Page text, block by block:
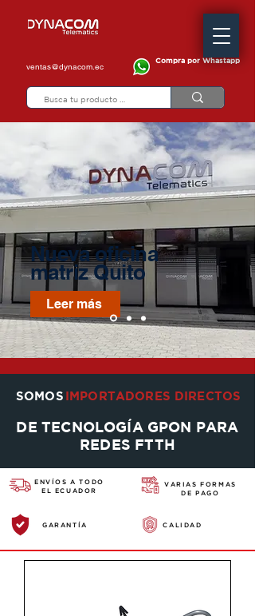
ventas@dynacom.ec
Compra por Whastapp
Nueva oficina
matriz Quito
Leer más
SOMOS IMPORTADORES DIRECTOS
DE TECNOLOGÍA GPON PARA
REDES FTTH
ENVÍOS A TODO
EL ECUADOR
VARIAS FORMAS
DE PAGO
GARANTÍA CALIDAD